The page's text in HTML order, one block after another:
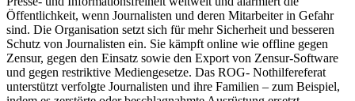
Öffentlichkeit, wenn Journalisten und deren Mitarbeiter in Gefahr
sind. Die Organisation setzt sich für mehr Sicherheit und besseren
Schutz von Journalisten ein. Sie kämpft online wie offline gegen
Zensur, gegen den Einsatz sowie den Export von Zensur-Software
und gegen restriktive Mediengesetze. Das ROG- Nothilfereferat
unterstützt verfolgte Journalisten und ihre Familien – zum Beispiel,